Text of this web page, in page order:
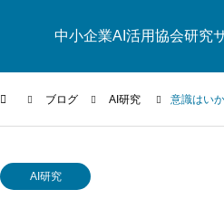
中小企業AI活用協会研究
運営団体 YOUTUBE
ブログ AI研究 意識はい
AI研究